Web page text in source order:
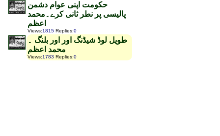
حکومت اپنی عوام دشمن
پالیسی پر نطر ثانی کرے۔محمد
اعظم
Views:1815 Replies:0
طویل لوڈ شیڈنگ اور اور بلنگ ۔
محمد اعظم
Views:1783 Replies:0